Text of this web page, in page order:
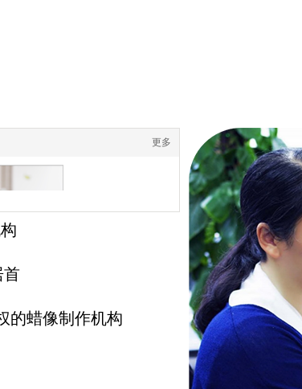
更多
首
的蜡像制作机构